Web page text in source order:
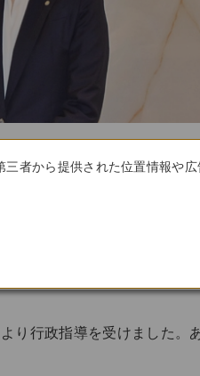
り行政指導を受けました。
者から提供された位置情報や